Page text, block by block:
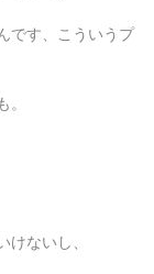
です、こういうプ
ないし、